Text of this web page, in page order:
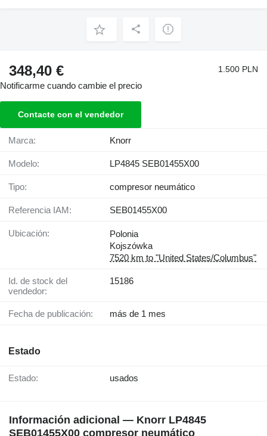
348,40 € 1.500 PLN
Notificarme cuando cambie el precio
Contacte con el vendedor
Marca: Knorr
Modelo: LP4845 SEB01455X00
Tipo: compresor neumático
Referencia IAM: SEB01455X00
Ubicación:
Polonia
Kojszówka
7520 km to "United States/Columbus"
Id. de stock del
vendedor:
15186
Fecha de publicación: más de 1 mes
Estado
Estado: usados
Información adicional — Knorr LP4845
SEB01455X00 compresor neumático